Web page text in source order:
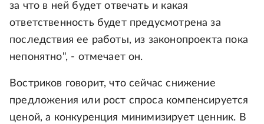
за что в ней будет отвечать и какая
ответственность будет предусмотрена за
последствия ее работы, из законопроекта пока
непонятно", - отмечает он.
Востриков говорит, что сейчас снижение
предложения или рост спроса компенсируется
ценой, а конкуренция минимизирует ценник. В